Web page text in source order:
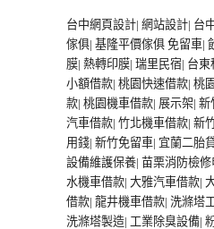
台中網頁設計| 網站設計| 台
傢俱| 基隆平價傢俱 免留車 |
膜| 熱轉印膜| 瑞里民宿| 台東
小額借款| 桃園快速借款| 桃
款| 桃園機車借款| 展示架| 新
汽車借款| 竹北機車借款| 新
用錢| 新竹免留車 | 宜蘭二胎
設備維護保養| 苗栗消防檢修
水機車借款| 大雅汽車借款|
借款| 龍井機車借款| 洗滌塔
洗滌塔製造| 工業除臭設備|